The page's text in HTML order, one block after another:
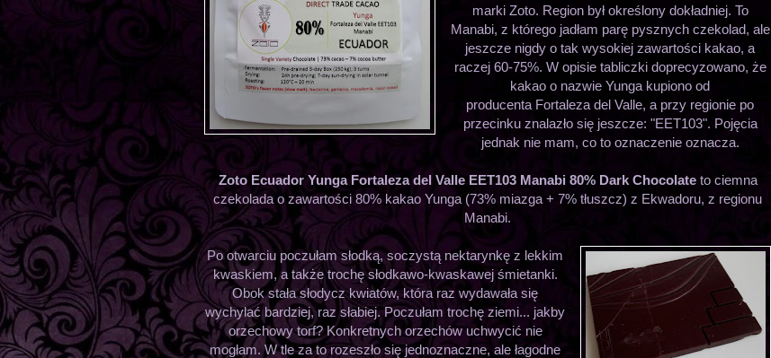
marki Zoto. Region był określony dokładniej. To
Manabi, z którego jadłam parę pysznych czekolad, ale
jeszcze nigdy o tak wysokiej zawartości kakao, a
raczej 60-75%. W opisie tabliczki doprecyzowano, że
kakao o nazwie Yunga kupiono od
producenta Fortaleza del Valle, a przy regionie po
przecinku znalazło się jeszcze: "EET103". Pojęcia
jednak nie mam, co to oznaczenie oznacza.
Zoto Ecuador Yunga Fortaleza del Valle EET103 Manabi 80% Dark Chocolateto ciemna
czekolada o zawartości 80% kakao Yunga (73% miazga + 7% tłuszcz) z Ekwadoru, z regionu
Manabi.
Po otwarciu poczułam słodką, soczystą nektarynkę z lekkim
kwaskiem, a także trochę słodkawo-kwaskawej śmietanki.
Obok stała słodycz kwiatów, która raz wydawała się
wychylać bardziej, raz słabiej. Poczułam trochę ziemi... jakby
orzechowy torf? Konkretnych orzechów uchwycić nie
mogłam. W tle za to rozeszło się jednoznaczne, ale łagodne